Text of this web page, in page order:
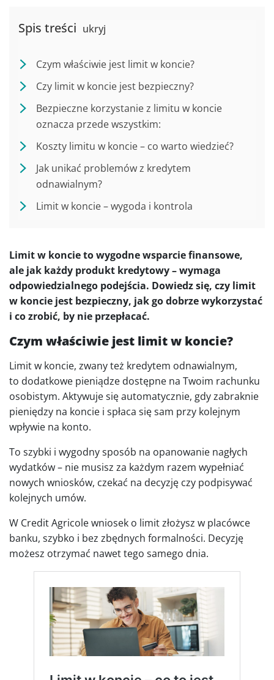
Spis treści ukryj
Czym właściwie jest limit w koncie?
Czy limit w koncie jest bezpieczny?
Bezpieczne korzystanie z limitu w koncie
oznacza przede wszystkim:
Koszty limitu w koncie – co warto wiedzieć?
Jak unikać problemów z kredytem
odnawialnym?
Limit w koncie – wygoda i kontrola
Limit w koncie to wygodne wsparcie finansowe,
ale jak każdy produkt kredytowy – wymaga
odpowiedzialnego podejścia. Dowiedz się, czy limit
w koncie jest bezpieczny, jak go dobrze wykorzystać
i co zrobić, by nie przepłacać.
Czym właściwie jest limit w koncie?
Limit w koncie, zwany też kredytem odnawialnym,
to dodatkowe pieniądze dostępne na Twoim rachunku
osobistym. Aktywuje się automatycznie, gdy zabraknie
pieniędzy na koncie i spłaca się sam przy kolejnym
wpływie na konto.
To szybki i wygodny sposób na opanowanie nagłych
wydatków – nie musisz za każdym razem wypełniać
nowych wniosków, czekać na decyzję czy podpisywać
kolejnych umów.
W Credit Agricole wniosek o limit złożysz w placówce
banku, szybko i bez zbędnych formalności. Decyzję
możesz otrzymać nawet tego samego dnia.